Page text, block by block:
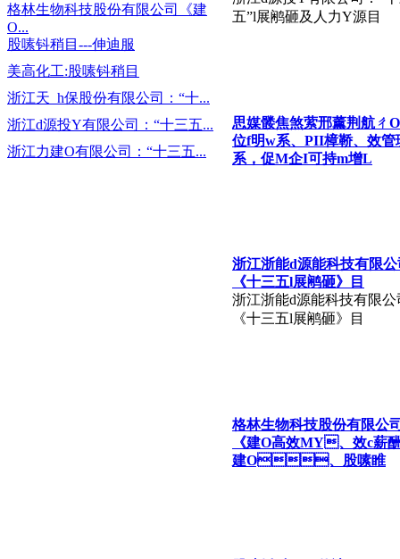
格林生物科技股份有限公司《建
O...
股嗉钭稍目---伸迪服
美高化工:股嗉钭稍目
浙江天_h保股份有限公司：“十...
浙江d源投Y有限公司：“十三五...
浙江力建O有限公司：“十三五...
五”l展鹇砸及人力Y源目
思媒髅焦煞萦邢薰荆航ㄔ
位f明w系、PII樟鞒、效
系，促M企I可持m增L
浙江浙能d源能科技有限公
《十三五l展鹇砸》目
浙江浙能d源能科技有限公
《十三五l展鹇砸》目
格林生物科技股份有限公司
《建O高效MY、效c薪
建O、股嗉睢